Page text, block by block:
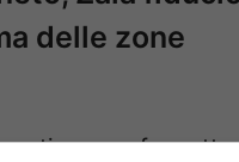
delle zone
a fare